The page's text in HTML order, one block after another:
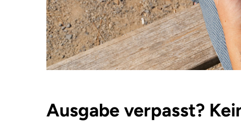
Ausgabe verpasst?